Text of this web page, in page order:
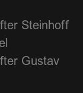
Steinhoff
Gustav